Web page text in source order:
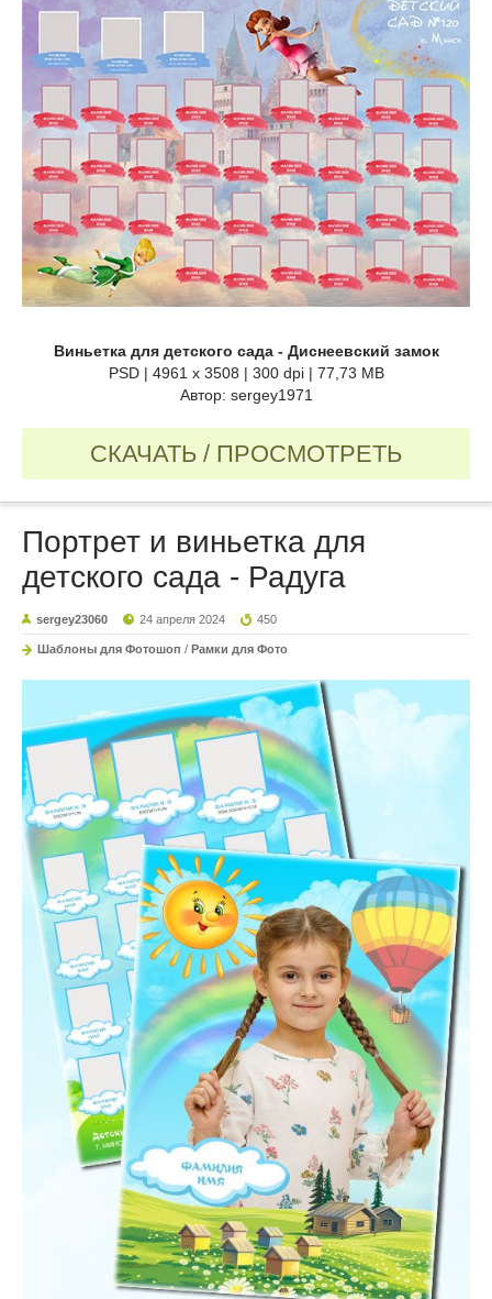
Виньетка для детского сада - Диснеевский замок
PSD | 4961 x 3508 | 300 dpi | 77,73 MB
Автор: sergey1971
СКАЧАТЬ / ПРОСМОТРЕТЬ
Портрет и виньетка для
детского сада - Радуга
sergey23060 24 апреля 2024 450
Шаблоны для Фотошоп / Рамки для Фото